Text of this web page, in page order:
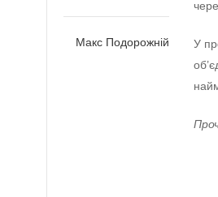
Макс Подорожній
У